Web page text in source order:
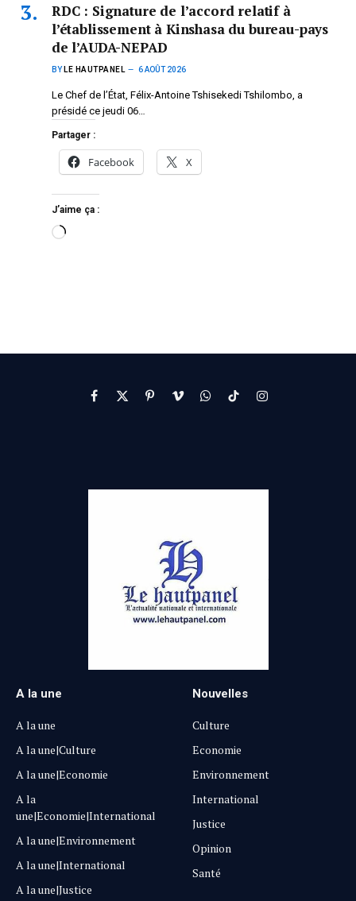
RDC : Signature de l’accord relatif à
l’établissement à Kinshasa du bureau-pays
de l’AUDA-NEPAD
BY LE HAUTPANEL 6 AOÛT 2026
Le Chef de l’État, Félix-Antoine Tshisekedi Tshilombo, a
présidé ce jeudi 06…
Partager :
Facebook X
J’aime ça :
Facebook
X
PinterestVimeoWhatsApp
TikTokInstagram
A la une
A la une
A la une|Culture
A la une|Economie
A la
une|Economie|International
A la une|Environnement
A la une|International
A la une|Justice
Nouvelles
Culture
Economie
Environnement
International
Justice
Opinion
Santé